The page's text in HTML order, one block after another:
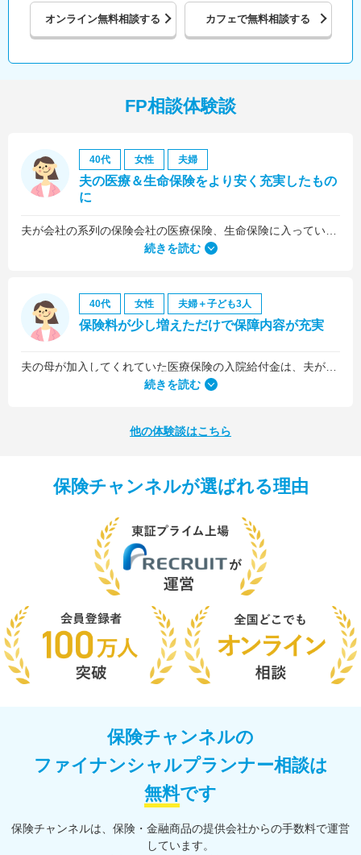
オンライン無料相談する カフェで無料相談する
FP相談体験談
40代 女性 夫婦
夫の医療＆生命保険をより安く充実したもの
に
続きを読む
40代 女性 夫婦＋子ども3人
保険料が少し増えただけで保障内容が充実
続きを読む
他の体験談はこちら
保険チャンネルが選ばれる理由
保険チャンネルの
ファイナンシャルプランナー相談は
無料です
保険チャンネルは、保険・⾦融商品の提供会社からの⼿数料で運営
しています。